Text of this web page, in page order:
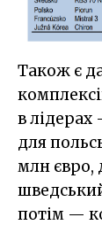
Також є
в
для
млн євро,
потім —